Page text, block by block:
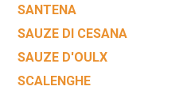
SANTENA
SAUZE DI CESANA
SAUZE D'OULX
SCALENGHE